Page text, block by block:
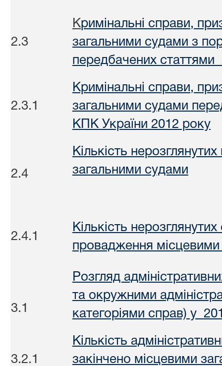
2.3
Кримінальні справи,
загальними судами з
передбачених
2.3.1
Кримінальні справи,
загальними судами
КПК України 2012 року
2.4
Кількість
загальними судами
2.4.1
Кількість
провадження
3.1
Розгляд
та окружними
категоріями справ) у
3.2.1
Кількість
закінчено місцевими